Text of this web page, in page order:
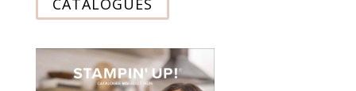
CATALOGUES